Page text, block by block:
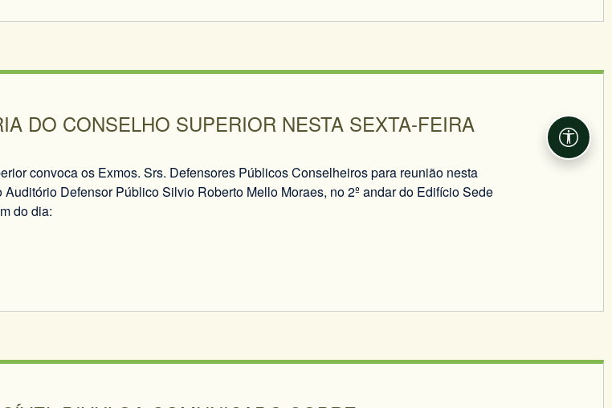
DO CONSELHO SUPERIOR NESTA SEXTA-FEIRA
convoca os Exmos. Srs. Defensores Públicos Conselheiros para reunião nesta
Auditório Defensor Público Silvio Roberto Mello Moraes, no 2º andar do Edifício Sede
do dia: